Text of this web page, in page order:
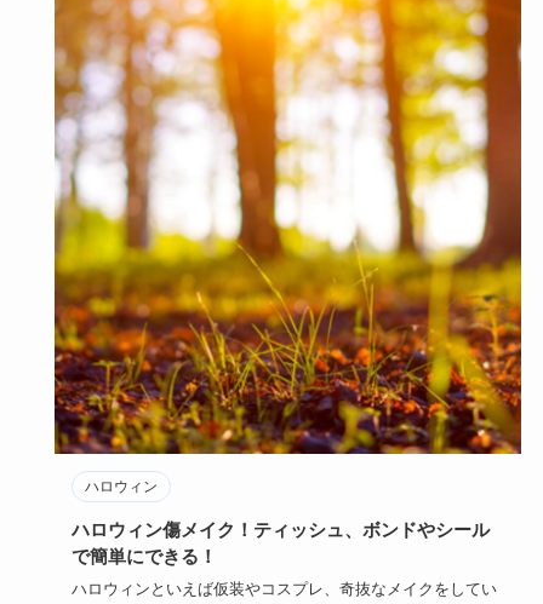
ハロウィン
ハロウィン傷メイク！ティッシュ、ボンドやシール
で簡単にできる！
ハロウィンといえば仮装やコスプレ、奇抜なメイクをしてい